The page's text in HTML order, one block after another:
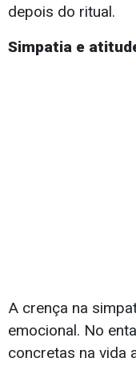
depois do ritual.
Simpatia e
A crença na
emocional. No
concretas na vida